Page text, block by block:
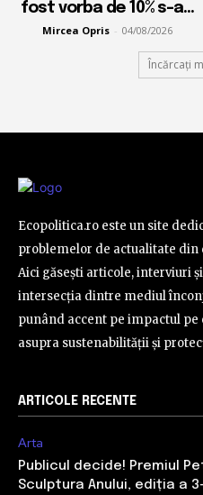
fost vorba de 10% s-a...
Mircea Opris - 04/08/2026
Încărcați
Ecopolitica.ro este un site
problemelor de actualitate
Aici găsești articole, interviuri
intersecția dintre mediul
punând accent pe impactul
asupra sustenabilității și
ARTICOLE RECENTE
Arta
Publicul decide! Premiul
Sculptura Anului, ediția a